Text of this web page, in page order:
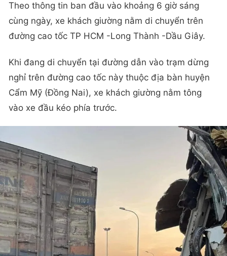
Theo thông tin ban đầu vào khoảng 6 giờ sáng
cùng ngày, xe khách giường nằm di chuyển trên
đường cao tốc TP HCM -Long Thành -Dầu Giây.
Khi đang di chuyển tại đường dẫn vào trạm dừng
nghỉ trên đường cao tốc này thuộc địa bàn huyện
Cẩm Mỹ (Đồng Nai), xe khách giường nằm tông
vào xe đầu kéo phía trước.